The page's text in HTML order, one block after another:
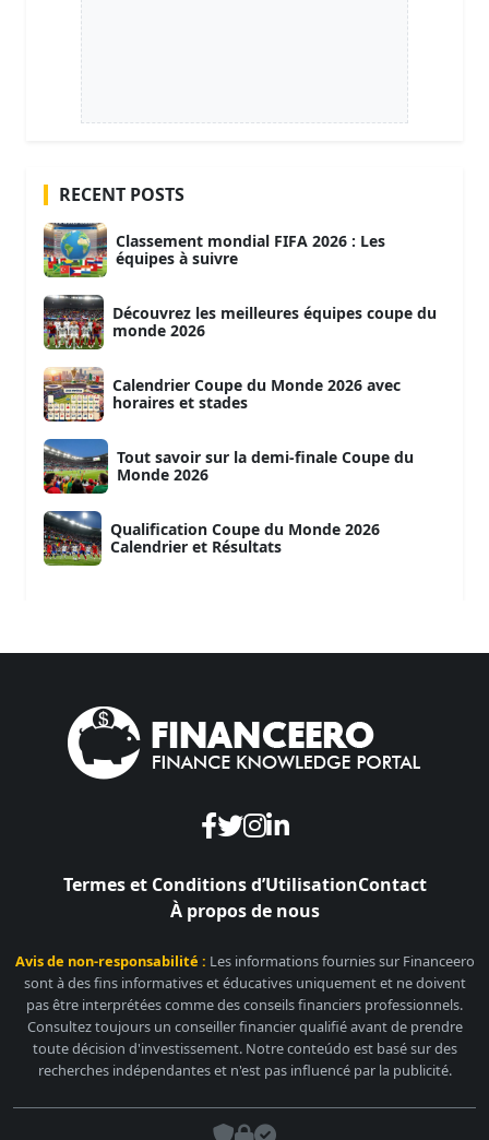
RECENT POSTS
Classement mondial FIFA 2026 : Les
équipes à suivre
Découvrez les meilleures équipes coupe du
monde 2026
Calendrier Coupe du Monde 2026 avec
horaires et stades
Tout savoir sur la demi-finale Coupe du
Monde 2026
Qualification Coupe du Monde 2026
Calendrier et Résultats
Termes et Conditions d’UtilisationContact
À propos de nous
Avis de non-responsabilité : Les informations fournies sur Financeero
sont à des fins informatives et éducatives uniquement et ne doivent
pas être interprétées comme des conseils financiers professionnels.
Consultez toujours un conseiller financier qualifié avant de prendre
toute décision d'investissement. Notre conteúdo est basé sur des
recherches indépendantes et n'est pas influencé par la publicité.